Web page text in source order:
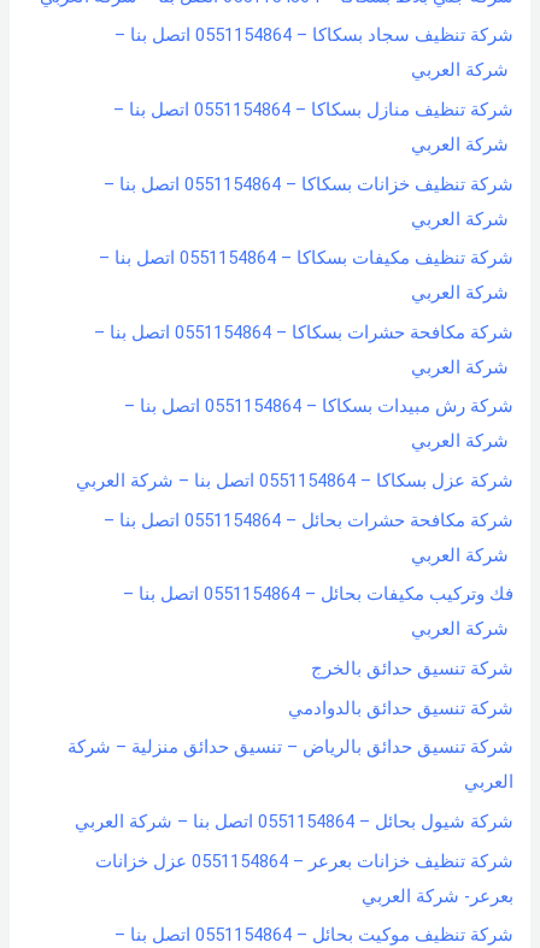
شركة تنظيف سجاد بسكاكا – 0551154864 اتصل بنا –
شركة العربي
شركة تنظيف منازل بسكاكا – 0551154864 اتصل بنا –
شركة العربي
شركة تنظيف خزانات بسكاكا – 0551154864 اتصل بنا –
شركة العربي
شركة تنظيف مكيفات بسكاكا – 0551154864 اتصل بنا –
شركة العربي
شركة مكافحة حشرات بسكاكا – 0551154864 اتصل بنا –
شركة العربي
شركة رش مبيدات بسكاكا – 0551154864 اتصل بنا –
شركة العربي
شركة عزل بسكاكا – 0551154864 اتصل بنا – شركة العربي
شركة مكافحة حشرات بحائل – 0551154864 اتصل بنا –
شركة العربي
فك وتركيب مكيفات بحائل – 0551154864 اتصل بنا –
شركة العربي
شركة تنسيق حدائق بالخرج
شركة تنسيق حدائق بالدوادمي
شركة تنسيق حدائق بالرياض – تنسيق حدائق منزلية – شركة
العربي
شركة شيول بحائل – 0551154864 اتصل بنا – شركة العربي
شركة تنظيف خزانات بعرعر – 0551154864 عزل خزانات
بعرعر- شركة العربي
شركة تنظيف موكيت بحائل – 0551154864 اتصل بنا –